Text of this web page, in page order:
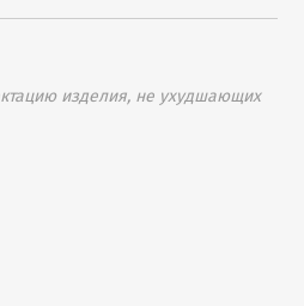
изделия, не ухудшающих